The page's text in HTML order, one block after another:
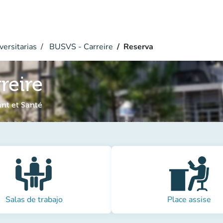
BUSVS - Carreire Reserva
et Santé
Salas de trabajo Place assise